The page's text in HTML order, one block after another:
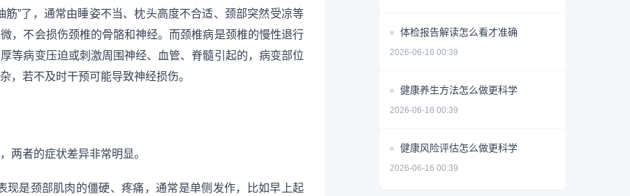
”了，通常由睡姿不当、枕头高度不合适、颈部突然受凉等
，不会损伤颈椎的骨骼和神经。而颈椎病是颈椎的慢性退行
等病变压迫或刺激周围神经、血管、脊髓引起的，病变部位
，若不及时干预可能导致神经损伤。
两者的症状差异非常明显。
现是颈部肌肉的僵硬、疼痛，通常是单侧发作，比如早上起
体检报告解读怎么看才准确
2026-06-16 00:39
健康养生方法怎么做更科学
2026-06-16 00:39
健康风险评估怎么做更科学
2026-06-16 00:39